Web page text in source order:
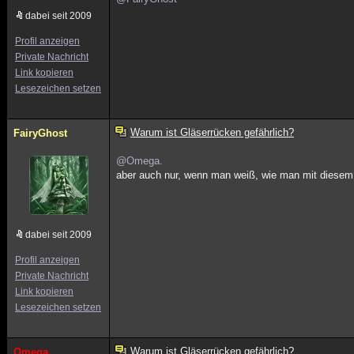
dabei seit 2009
Profil anzeigen
Private Nachricht
Link kopieren
Lesezeichen setzen
FairyGhost
dabei seit 2009
Profil anzeigen
Private Nachricht
Link kopieren
Lesezeichen setzen
Warum ist Gläserrücken gefährlich?
@Omega.
aber auch nur, wenn man weiß, wie man mit
Warum ist Gläserrücken gefährlich?